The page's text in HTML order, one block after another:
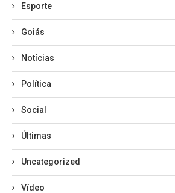
Esporte
Goiás
Notícias
Política
Social
Últimas
Uncategorized
Vídeo